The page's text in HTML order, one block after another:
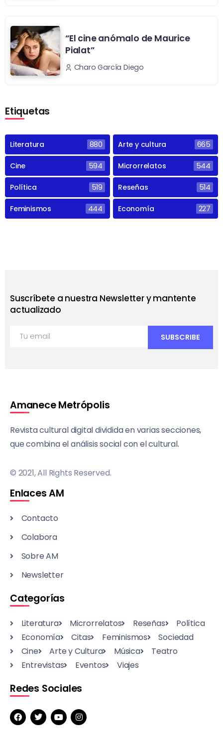
“El cine anómalo de Maurice
Pialat”
Charo García Diego
Etiquetas
Literatura 880 Arte y cultura 665
Cine 594 Microrrelatos 544
Política 519 Reseñas 514
Feminismos 444 Economía 227
Suscríbete a nuestra Newsletter y mantente
actualizado
Amanece Metrópolis
Revista cultural digital dividida en varias secciones,
que combina el análisis social con el cultural.
© 2021, All Rights Reserved.
Enlaces AM
Contacto
Colabora
Sobre AM
Newsletter
Categorías
Literatura Microrrelatos Reseñas
Política
Economía
Citas Feminismos
Sociedad
Cine
Arte y Cultura Música
Teatro
Entrevistas
Eventos Viajes
Redes Sociales